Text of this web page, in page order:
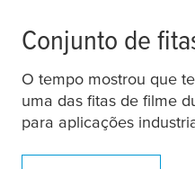
Conjunto de
O tempo mostrou que
uma das fitas de filme
para aplicações